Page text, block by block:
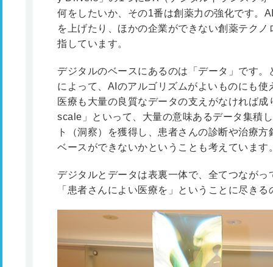
何をしたいか、その1番は創薬力の強化です。
を上げたり、ほかの企業ができない創薬テク
指しています。
デジタルのベースにあるのは「データ」です
によって、AIのアルゴリズムがよいものにも
医療も大量の良質なデータの支えがなければ
scale」といって、大量の意味あるデータ集積
ト（洞察）を獲得し、患者さんの診断や治療
ベースができないかということも考えています
デジタルとデータは表裏一体で、全てつなが
「患者さんによい医療を」ということに尽きる